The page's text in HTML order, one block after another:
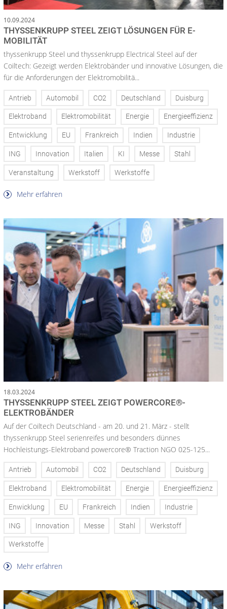
10.09.2024
THYSSENKRUPP STEEL ZEIGT LÖSUNGEN FÜR E-
MOBILITÄT
thyssenkrupp Steel und thyssenkrupp Electrical Steel auf der
Coiltech: Gezeigt werden Elektrobänder und innovative Lösungen, die
für die Anforderungen der Elektromobilitä...
Antrieb Automobil CO2 Deutschland Duisburg
Elektroband Elektromobilität Energie Energieeffizienz
Entwicklung EU Frankreich Indien Industrie
ING Innovation Italien KI Messe Stahl
Veranstaltung Werkstoff Werkstoffe
Mehr erfahren
18.03.2024
THYSSENKRUPP STEEL ZEIGT POWERCORE®-
ELEKTROBÄNDER
Auf der Coiltech Deutschland - am 20. und 21. März - stellt
thyssenkrupp Steel serienreifes und besonders dünnes
Hochleistungs-Elektroband powercore® Traction NGO 025-125...
Antrieb Automobil CO2 Deutschland Duisburg
Elektroband Elektromobilität Energie Energieeffizienz
Enwicklung EU Frankreich Indien Industrie
ING Innovation Messe Stahl Werkstoff
Werkstoffe
Mehr erfahren